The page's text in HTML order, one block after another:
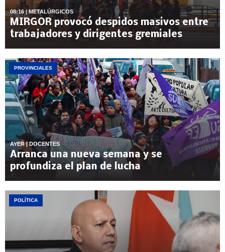
08:16| METALÚRGICOS
MIRGOR provocó despidos masivos entre
trabajadores y dirigentes gremiales
PROVINCIALES
AYER| DOCENTES
Arranca una nueva semana y se
profundiza el plan de lucha
POLÍTICA